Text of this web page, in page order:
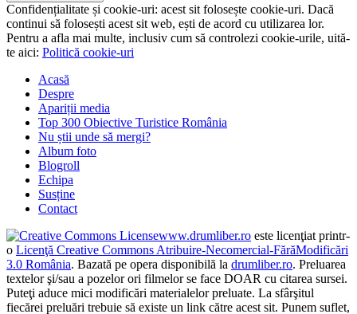
Confidențialitate și cookie-uri: acest sit folosește cookie-uri. Dacă
continui să folosești acest sit web, ești de acord cu utilizarea lor.
Pentru a afla mai multe, inclusiv cum să controlezi cookie-urile, uită-
te aici: Politică cookie-uri
Acasă
Despre
Apariții media
Top 300 Obiective Turistice România
Nu știi unde să mergi?
Album foto
Blogroll
Echipa
Susține
Contact
www.drumliber.ro este licenţiat printr-
o Licenţă Creative Commons Atribuire-Necomercial-FărăModificări
3.0 România. Bazată pe opera disponibilă la drumliber.ro. Preluarea
textelor şi/sau a pozelor ori filmelor se face DOAR cu citarea sursei.
Puteţi aduce mici modificări materialelor preluate. La sfârşitul
fiecărei preluări trebuie să existe un link către acest sit. Punem suflet,